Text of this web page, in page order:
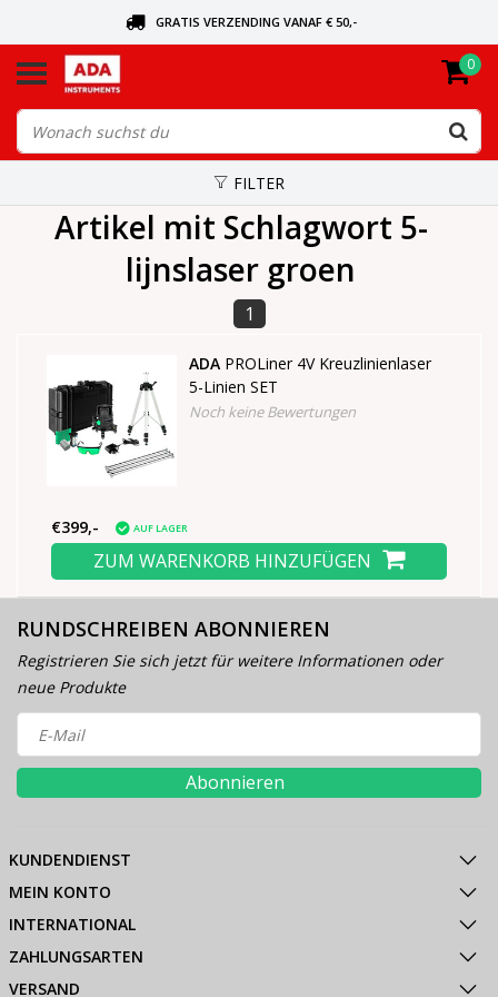
GRATIS VERZENDING VANAF € 50,-
VANDAAG BESTELD, VANDAAG VERZONDEN
0
FILTER
Artikel mit Schlagwort 5-
lijnslaser groen
1
ADA PROLiner 4V Kreuzlinienlaser
5-Linien SET
Noch keine Bewertungen
€399,- AUF LAGER
ZUM WARENKORB HINZUFÜGEN
RUNDSCHREIBEN ABONNIEREN
Registrieren Sie sich jetzt für weitere Informationen oder
neue Produkte
Abonnieren
KUNDENDIENST
MEIN KONTO
INTERNATIONAL
ZAHLUNGSARTEN
VERSAND